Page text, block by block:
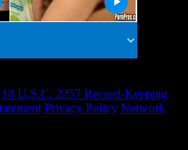
18 U.S.C. 2257 Record-Keeping
Privacy Policy Network